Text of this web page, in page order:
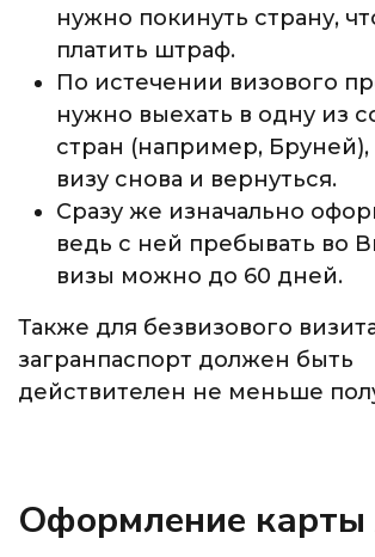
нужно покинуть страну,
платить штраф.
По истечении визового
нужно выехать в одну из
стран (например,
визу снова и вернуться.
Сразу же изначально
ведь с ней пребывать во
визы можно до 60 дней.
Также для безвизового
загранпаспорт должен быть
действителен не меньше
Оформление карты